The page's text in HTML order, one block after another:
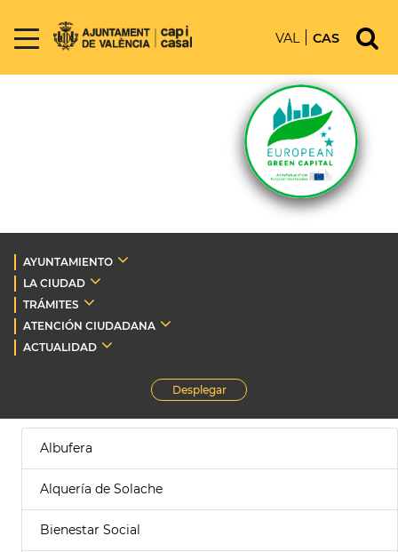
VAL CAS
AYUNTAMIENTO
LA CIUDAD
TRÁMITES
ATENCIÓN CIUDADANA
ACTUALIDAD
Desplegar
Albufera
Alquería de Solache
Bienestar Social